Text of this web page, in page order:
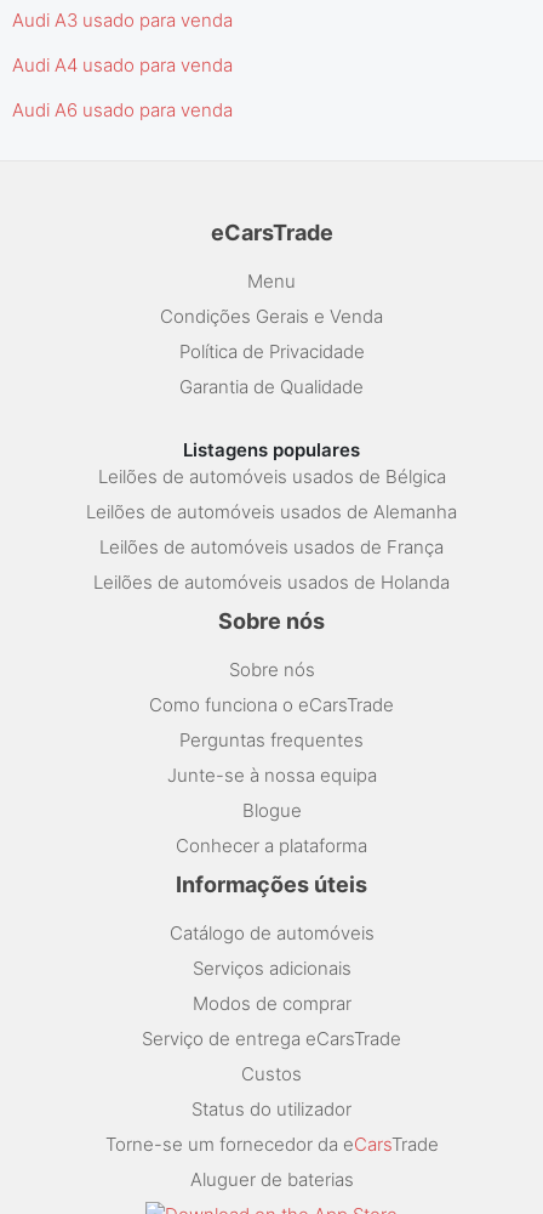
Audi A3 usado para venda
Audi A4 usado para venda
Audi A6 usado para venda
eCarsTrade
Menu
Condições Gerais e Venda
Política de Privacidade
Garantia de Qualidade
Listagens populares
Leilões de automóveis usados de Bélgica
Leilões de automóveis usados de Alemanha
Leilões de automóveis usados de França
Leilões de automóveis usados de Holanda
Sobre nós
Sobre nós
Como funciona o eCarsTrade
Perguntas frequentes
Junte-se à nossa equipa
Blogue
Conhecer a plataforma
Informações úteis
Catálogo de automóveis
Serviços adicionais
Modos de comprar
Serviço de entrega eCarsTrade
Custos
Status do utilizador
Torne-se um fornecedor da eCarsTrade
Aluguer de baterias